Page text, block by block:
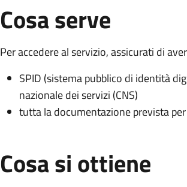
Cosa serve
Per accedere al servizio, assicurati di
SPID (sistema pubblico di identità
nazionale dei servizi (CNS)
tutta la documentazione prevista
Cosa si ottiene